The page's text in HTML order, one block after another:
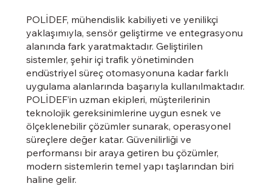
POLİDEF, mühendislik kabiliyeti ve yenilikçi
yaklaşımıyla, sensör geliştirme ve entegrasyonu
alanında fark yaratmaktadır. Geliştirilen
sistemler, şehir içi trafik yönetiminden
endüstriyel süreç otomasyonuna kadar farklı
uygulama alanlarında başarıyla kullanılmaktadır.
POLİDEF’in uzman ekipleri, müşterilerinin
teknolojik gereksinimlerine uygun esnek ve
ölçeklenebilir çözümler sunarak, operasyonel
süreçlere değer katar. Güvenilirliği ve
performansı bir araya getiren bu çözümler,
modern sistemlerin temel yapı taşlarından biri
haline gelir.